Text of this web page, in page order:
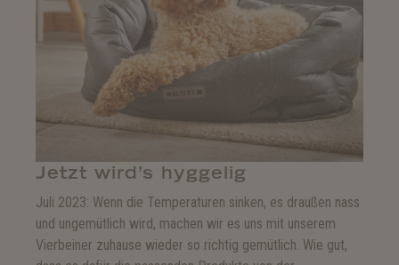
Jetzt wird’s hyggelig
Juli 2023: Wenn die Temperaturen sinken, es draußen nass
und ungemütlich wird, machen wir es uns mit unserem
Vierbeiner zuhause wieder so richtig gemütlich. Wie gut,